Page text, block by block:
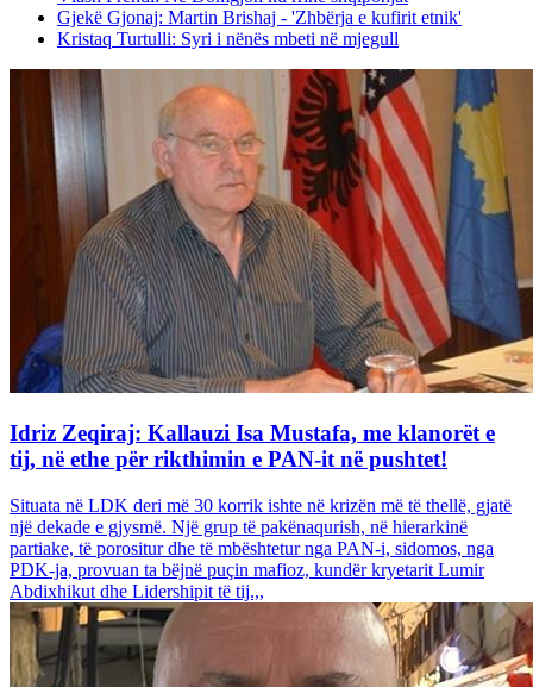
Gjekë Gjonaj: Martin Brishaj - 'Zhbërja e kufirit etnik'
Kristaq Turtulli: Syri i nënës mbeti në mjegull
Idriz Zeqiraj: Kallauzi Isa Mustafa, me klanorët e
tij, në ethe për rikthimin e PAN-it në pushtet!
Situata në LDK deri më 30 korrik ishte në krizën më të thellë, gjatë
një dekade e gjysmë. Një grup të pakënaqurish, në hierarkinë
partiake, të porositur dhe të mbështetur nga PAN-i, sidomos, nga
PDK-ja, provuan ta bëjnë puçin mafioz, kundër kryetarit Lumir
Abdixhikut dhe Lidershipit të tij.,,